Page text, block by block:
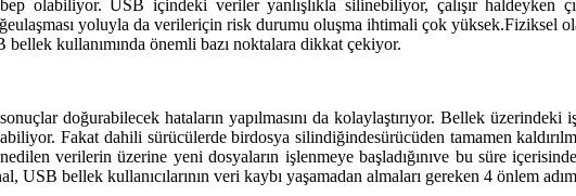
olabiliyor. USB içindeki veriler yanlışlıkla silinebiliyor, çalışır haldeyken
yoluyla da verileriçin risk durumu oluşma ihtimali çok yüksek.Fiziksel
kullanımında önemli bazı noktalara dikkat çekiyor.
doğurabilecek hataların yapılmasını da kolaylaştırıyor. Bellek
Fakat dahili sürücülerde birdosya silindiğindesürücüden tamamen
verilerin üzerine yeni dosyaların işlenmeye başladığınıve bu süre
bellek kullanıcılarının veri kaybı yaşamadan almaları gereken 4 önlem